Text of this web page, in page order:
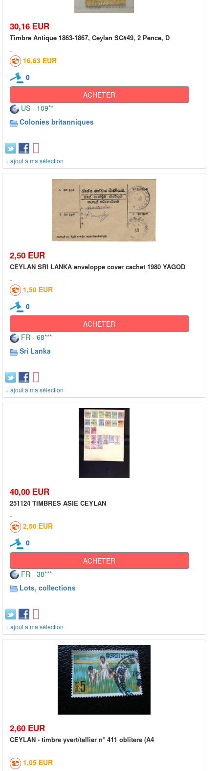
30,16 EUR
Timbre Antique 1863-1867, Ceylan SC#49, 2 Pence, D
16,63 EUR
0
ACHETER
US - 109**
Colonies britanniques
+ ajout à ma sélection
2,50 EUR
CEYLAN SRI LANKA enveloppe cover cachet 1980 YAGOD
1,50 EUR
0
ACHETER
FR - 68***
Sri Lanka
+ ajout à ma sélection
40,00 EUR
251124 TIMBRES ASIE CEYLAN
2,50 EUR
0
ACHETER
FR - 38***
Lots, collections
+ ajout à ma sélection
2,60 EUR
CEYLAN - timbre yvert/tellier n° 411 oblitere (A4
1,05 EUR